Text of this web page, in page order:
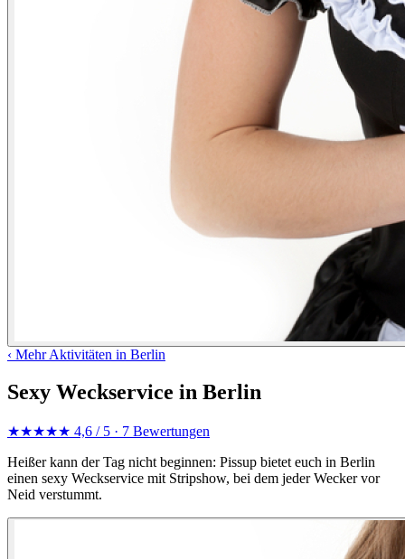
‹ Mehr Aktivitäten in Berlin
Sexy Weckservice in Berlin
★★★★★ 4,6 / 5 · 7 Bewertungen
Heißer kann der Tag nicht beginnen: Pissup bietet euch in Berlin
einen sexy Weckservice mit Stripshow, bei dem jeder Wecker vor
Neid verstummt.